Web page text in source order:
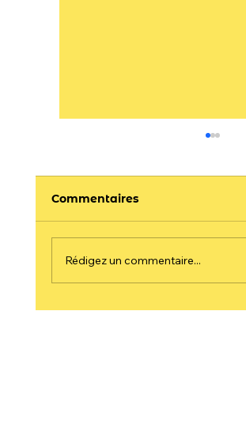
Commentaires
Rédigez un commentaire...